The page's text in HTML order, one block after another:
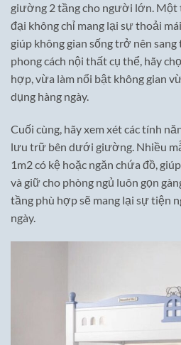
giường 2 tầng cho người lớn. Một
đại không chỉ mang lại sự thoải
giúp không gian sống trở nên
phong cách nội thất cụ thể, hãy
hợp, vừa làm nổi bật không gian
dụng hàng ngày.
Cuối cùng, hãy xem xét các tính
lưu trữ bên dưới giường. Nhiều
1m2 có kệ hoặc ngăn chứa đồ,
và giữ cho phòng ngủ luôn gọn
tầng phù hợp sẽ mang lại sự tiện
ngày.